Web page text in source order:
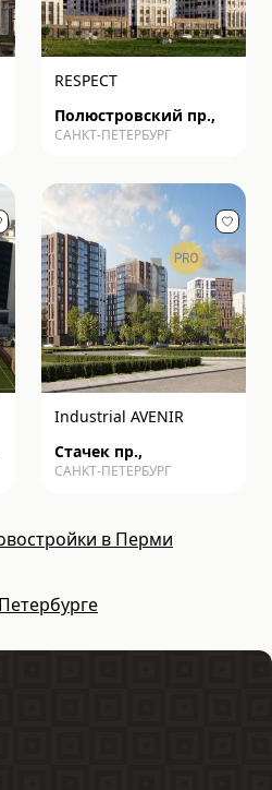
RESPECT
Полюстровский пр.,
САНКТ-ПЕТЕРБУРГ
Industrial AVENIR
Стачек пр.,
САНКТ-ПЕТЕРБУРГ
в Перми